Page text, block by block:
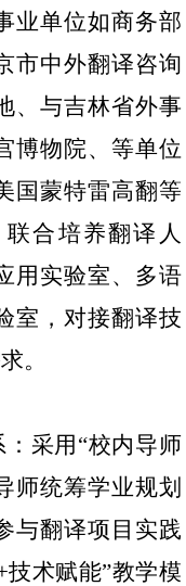
业单位如商务部
市中外翻译咨询
、与吉林省外事
博物院、等单位
国蒙特雷高翻等
合培养翻译人
用实验室、多语
室，对接翻译技
。
：采用“校内导师
师统筹学业规划
与翻译项目实践
术赋能”教学模